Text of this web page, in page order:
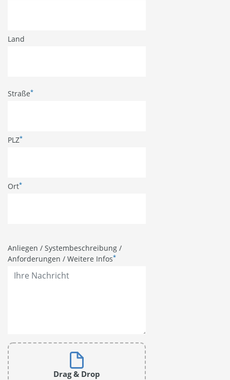
Land
Straße*
PLZ*
Ort*
Anliegen / Systembeschreibung /
Anforderungen / Weitere Infos*
Drag & Drop